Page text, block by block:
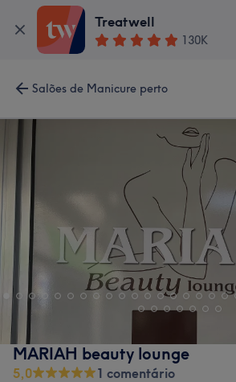
Treatwell
130K
Salões de Manicure perto
MARIAH beauty lounge
5,0
1 comentário